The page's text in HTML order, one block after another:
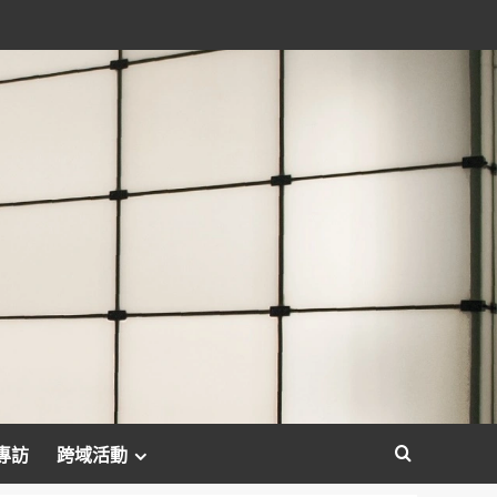
訪 跨域活動